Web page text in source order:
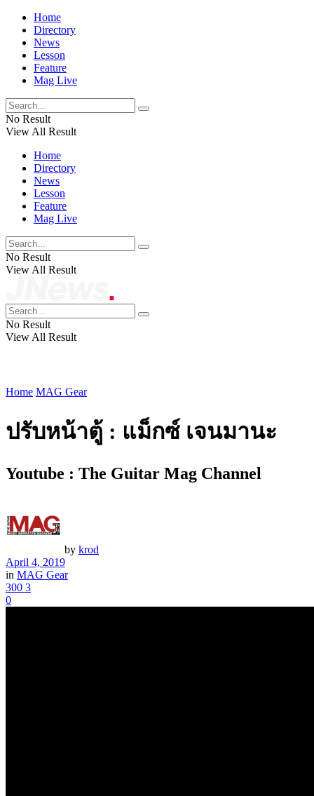
Home
Directory
News
Lesson
Feature
Mag Live
No Result
View All Result
Home
Directory
News
Lesson
Feature
Mag Live
No Result
View All Result
No Result
View All Result
Home MAG Gear
ปรับหน้าตู้ : แม็กซ์ เจนมานะ
Youtube : The Guitar Mag Channel
by krod
April 4, 2019
in MAG Gear
300 3
0